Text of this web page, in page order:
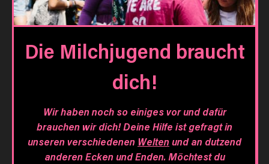
Die Milchjugend braucht
dich!
Wir haben noch so einiges vor und dafür
brauchen wir dich! Deine Hilfe ist gefragt in
unseren verschiedenen Weltenund an dutzend
anderen Ecken und Enden. Möchtest du